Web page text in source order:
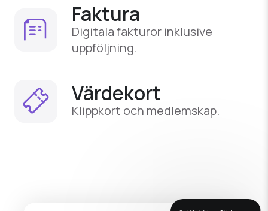
Faktura
Digitala fakturor inklusive
uppföljning.
Värdekort
Klippkort och medlemskap.